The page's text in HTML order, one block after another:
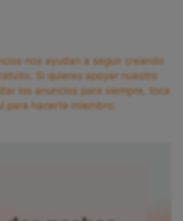
nos ayudan a seguir creando
Si quieres apoyar nuestro
los anuncios para siempre, toca
para hacerte miembro.